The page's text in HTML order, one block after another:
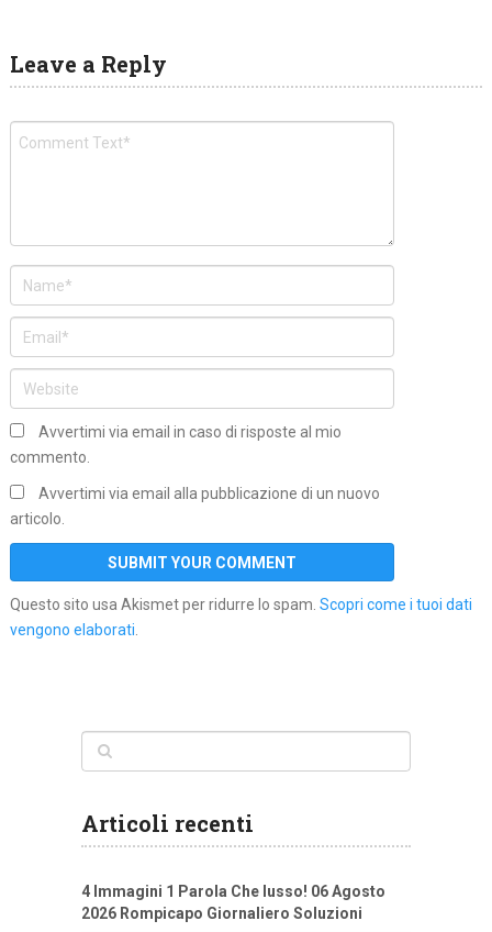
Leave a Reply
Avvertimi via email in caso di risposte al mio
commento.
Avvertimi via email alla pubblicazione di un nuovo
articolo.
Questo sito usa Akismet per ridurre lo spam. Scopri come i tuoi dati
vengono elaborati.
Articoli recenti
4 Immagini 1 Parola Che lusso! 06 Agosto
2026 Rompicapo Giornaliero Soluzioni